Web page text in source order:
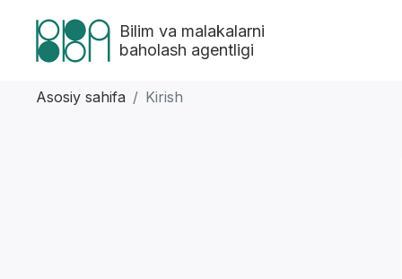
Bilim va malakalarni
baholash agentligi
Asosiy sahifa Kirish